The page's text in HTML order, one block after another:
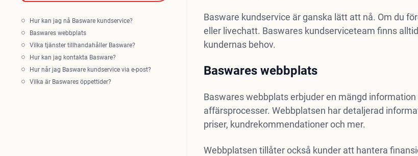
Hur kan jag nå Basware kundservice?
Baswares webbplats
Vilka tjänster tillhandahåller Basware?
Hur kan jag kontakta Basware?
Hur når jag Basware kundservice via e-post?
Vilka är Baswares öppettider?
Basware kundservice är ganska lätt att nå. Om du
eller livechatt. Baswares kundserviceteam finns
kundernas behov.
Baswares webbplats
Baswares webbplats erbjuder en mängd
affärsprocesser. Webbplatsen har detaljerad
priser, kundrekommendationer och mer.
Webbplatsen tillåter också kunder att hantera